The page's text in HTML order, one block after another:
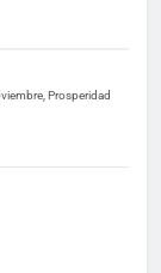
Prosperidad